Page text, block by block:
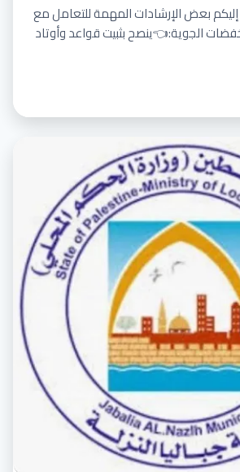
إليكم بعض الإرشادات المهمة للتعامل مع
الجوية:👈ينصح بثبيت قواعد وأوتاد